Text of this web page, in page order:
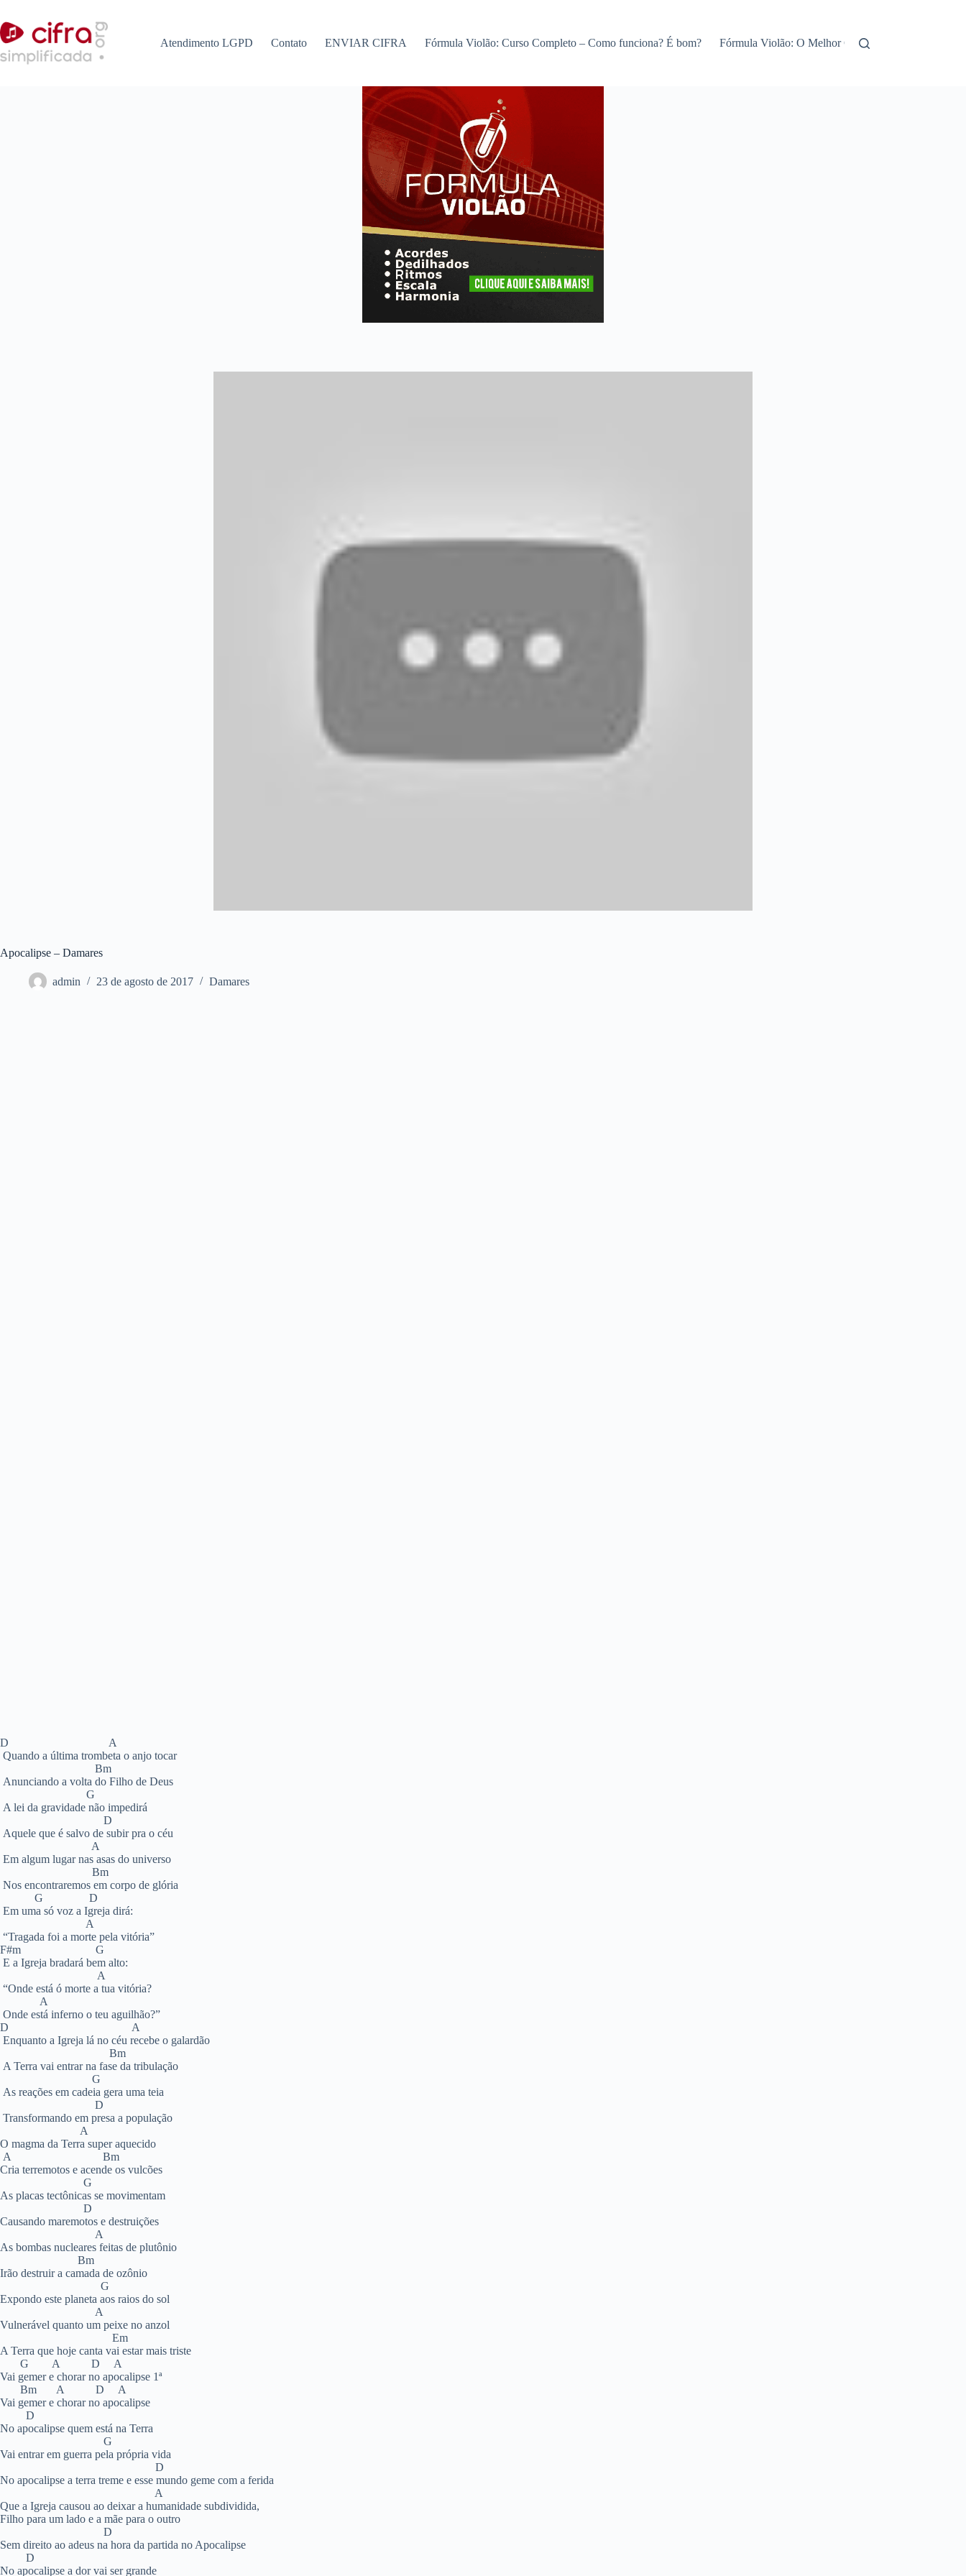
o
conteúdo
Atendimento LGPD Contato ENVIAR CIFRA Fórmula Violão: Curso Completo – Como funciona? É bom? Fórmula Violão: O Melhor Curso de Violão Online!
Apocalipse – Damares
admin 23 de agosto de 2017 Damares
D A
Quando a última trombeta o anjo tocar
Bm
Anunciando a volta do Filho de Deus
G
A lei da gravidade não impedirá
D
Aquele que é salvo de subir pra o céu
A
Em algum lugar nas asas do universo
Bm
Nos encontraremos em corpo de glória
G D
Em uma só voz a Igreja dirá:
A
“Tragada foi a morte pela vitória”
F#m G
E a Igreja bradará bem alto:
A
“Onde está ó morte a tua vitória?
A
Onde está inferno o teu aguilhão?”
D A
Enquanto a Igreja lá no céu recebe o galardão
Bm
A Terra vai entrar na fase da tribulação
G
As reações em cadeia gera uma teia
D
Transformando em presa a população
A
O magma da Terra super aquecido
A Bm
Cria terremotos e acende os vulcões
G
As placas tectônicas se movimentam
D
Causando maremotos e destruições
A
As bombas nucleares feitas de plutônio
Bm
Irão destruir a camada de ozônio
G
Expondo este planeta aos raios do sol
A
Vulnerável quanto um peixe no anzol
Em
A Terra que hoje canta vai estar mais triste
G A D A
Vai gemer e chorar no apocalipse 1ª
Bm A D A
Vai gemer e chorar no apocalipse
D
No apocalipse quem está na Terra
G
Vai entrar em guerra pela própria vida
D
No apocalipse a terra treme e esse mundo geme com a ferida
A
Que a Igreja causou ao deixar a humanidade subdividida,
Filho para um lado e a mãe para o outro
D
Sem direito ao adeus na hora da partida no Apocalipse
D
No apocalipse a dor vai ser grande